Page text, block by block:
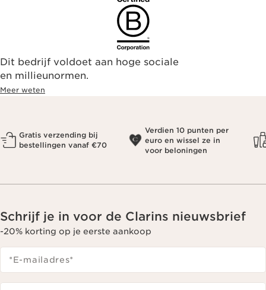
Dit bedrijf voldoet aan hoge sociale
en millieunormen.
Meer weten
Gratis verzending bij
bestellingen vanaf €70
Verdien 10 punten per
euro en wissel ze in
voor beloningen
Schrijf je in voor de Clarins nieuwsbrief
-20% korting op je eerste aankoop
*E-mailadres*